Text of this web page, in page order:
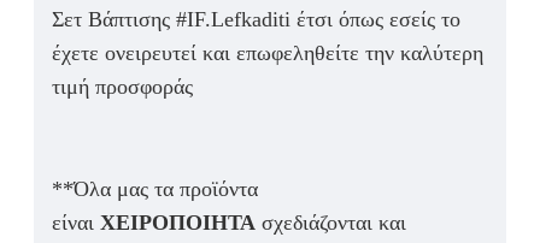
Σετ Βάπτισης #IF.Lefkaditi έτσι όπως εσείς το
έχετε ονειρευτεί και επωφεληθείτε την καλύτερη
τιμή προσφοράς
**Όλα μας τα προϊόντα
είναι ΧΕΙΡΟΠΟΙΗΤΑ σχεδιάζονται και